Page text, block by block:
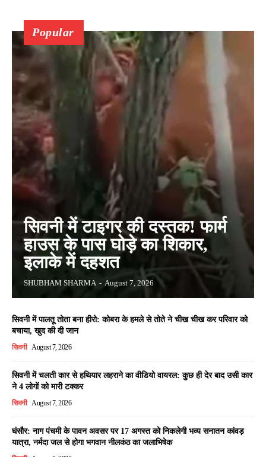
Popular
सिवनी में टाइगर की दस्तक! फार्म
हाउस के पास घोड़े का शिकार,
इलाके में दहशत
SHUBHAM SHARMA - August 7, 2026
सिवनी में पालतू तोता बना हीरो: कोबरा के हमले से तोते ने चीख चीख कर परिवार को
बचाया, खुद की दी जान
सिवनी August 7, 2026
सिवनी में चलती कार से हथियार लहराने का वीडियो वायरल: कुछ ही देर बाद उसी कार
ने 4 लोगों को मारी टक्कर
सिवनी August 7, 2026
घंसौर: नाग पंचमी के पावन अवसर पर 17 अगस्त को निकलेगी भव्य सनातन कांवड़
यात्रा, नर्मदा जल से होगा भगवान नीलकंठ का जलाभिषेक